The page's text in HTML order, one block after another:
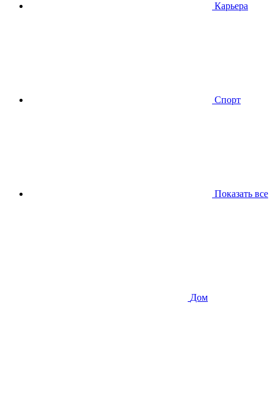
Карьера
Спорт
Показать все
Дом